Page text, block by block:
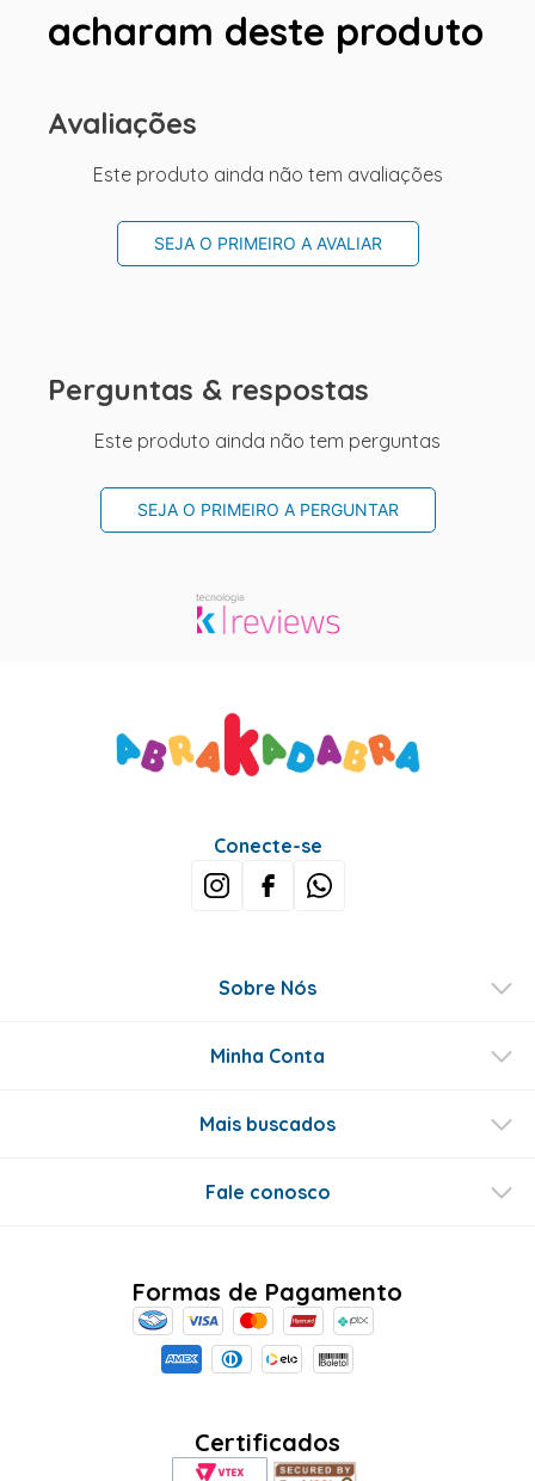
acharam deste produto
Avaliações
Este produto ainda não tem avaliações
SEJA O PRIMEIRO A AVALIAR
Perguntas & respostas
Este produto ainda não tem perguntas
SEJA O PRIMEIRO A PERGUNTAR
Conecte-se
Sobre Nós
Minha Conta
Mais buscados
Fale conosco
Formas de Pagamento
Certificados